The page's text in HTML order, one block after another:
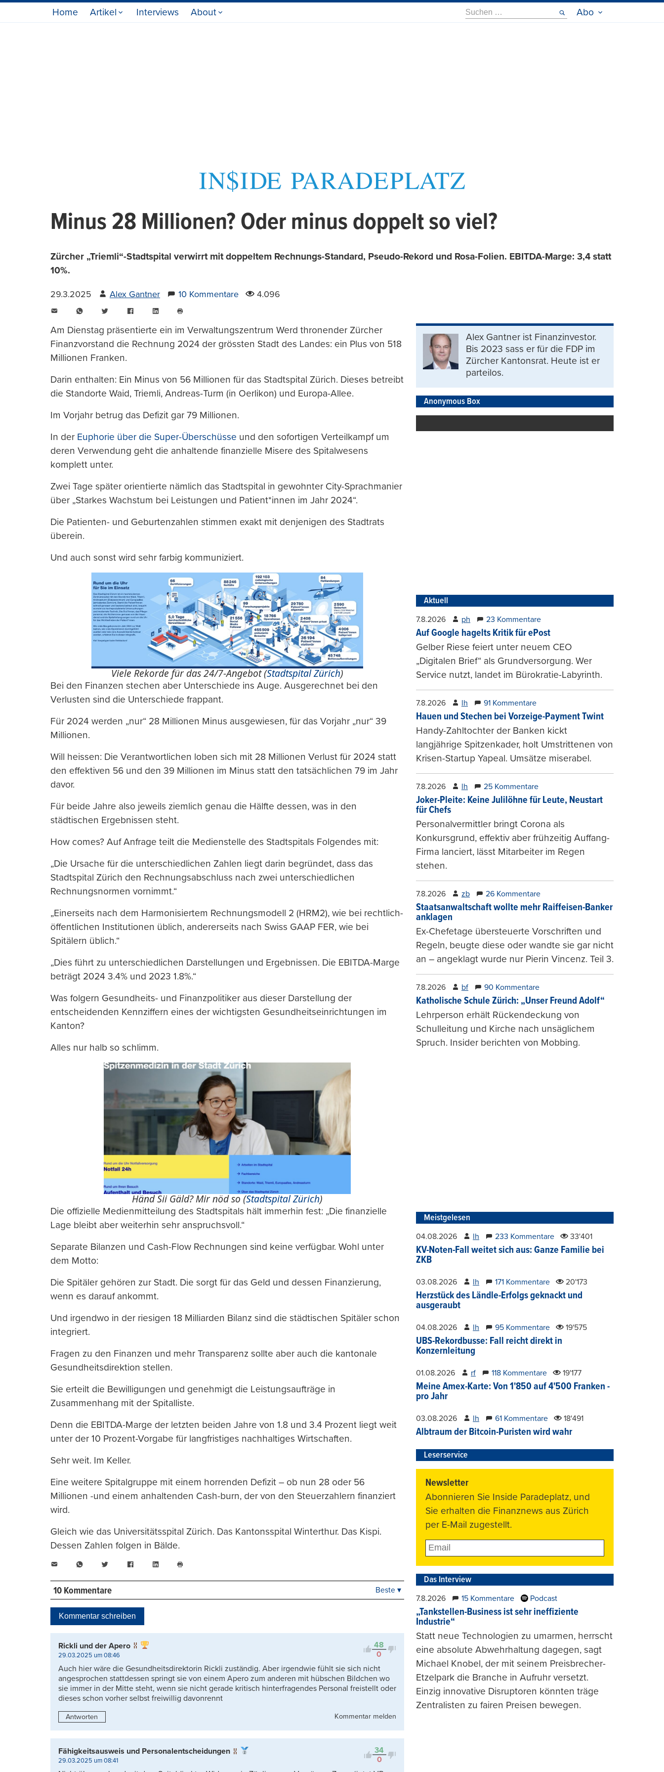
Home Artikel Interviews About
Suche
nach:
Abo
Minus 28 Millionen? Oder minus doppelt so viel?
Zürcher „Triemli“-Stadtspital verwirrt mit doppeltem Rechnungs-Standard, Pseudo-Rekord und Rosa-Folien. EBITDA-Marge: 3,4 statt
10%.
29.3.2025 Alex Gantner 10 Kommentare 4.096
WhatsAppTwitter FacebookLinkedIn
drucken
Am Dienstag präsentierte ein im Verwaltungszentrum Werd thronender Zürcher
Finanzvorstand die Rechnung 2024 der grössten Stadt des Landes: ein Plus von 518
Millionen Franken.
Darin enthalten: Ein Minus von 56 Millionen für das Stadtspital Zürich. Dieses betreibt
die Standorte Waid, Triemli, Andreas-Turm (in Oerlikon) und Europa-Allee.
Im Vorjahr betrug das Defizit gar 79 Millionen.
In der Euphorie über die Super-Überschüsse und den sofortigen Verteilkampf um
deren Verwendung geht die anhaltende finanzielle Misere des Spitalwesens
komplett unter.
Zwei Tage später orientierte nämlich das Stadtspital in gewohnter City-Sprachmanier
über „Starkes Wachstum bei Leistungen und Patient*innen im Jahr 2024“.
Die Patienten- und Geburtenzahlen stimmen exakt mit denjenigen des Stadtrats
überein.
Und auch sonst wird sehr farbig kommuniziert.
Viele Rekorde für das 24/7-Angebot (Stadtspital Zürich)
Bei den Finanzen stechen aber Unterschiede ins Auge. Ausgerechnet bei den
Verlusten sind die Unterschiede frappant.
Für 2024 werden „nur“ 28 Millionen Minus ausgewiesen, für das Vorjahr „nur“ 39
Millionen.
Will heissen: Die Verantwortlichen loben sich mit 28 Millionen Verlust für 2024 statt
den effektiven 56 und den 39 Millionen im Minus statt den tatsächlichen 79 im Jahr
davor.
Für beide Jahre also jeweils ziemlich genau die Hälfte dessen, was in den
städtischen Ergebnissen steht.
How comes? Auf Anfrage teilt die Medienstelle des Stadtspitals Folgendes mit:
„Die Ursache für die unterschiedlichen Zahlen liegt darin begründet, dass das
Stadtspital Zürich den Rechnungsabschluss nach zwei unterschiedlichen
Rechnungsnormen vornimmt.“
„Einerseits nach dem Harmonisiertem Rechnungsmodell 2 (HRM2), wie bei rechtlich-
öffentlichen Institutionen üblich, andererseits nach Swiss GAAP FER, wie bei
Spitälern üblich.“
„Dies führt zu unterschiedlichen Darstellungen und Ergebnissen. Die EBITDA-Marge
beträgt 2024 3.4% und 2023 1.8%.“
Was folgern Gesundheits- und Finanzpolitiker aus dieser Darstellung der
entscheidenden Kennziffern eines der wichtigsten Gesundheitseinrichtungen im
Kanton?
Alles nur halb so schlimm.
Händ Sii Gäld? Mir nöd so (Stadtspital Zürich)
Die offizielle Medienmitteilung des Stadtspitals hält immerhin fest: „Die finanzielle
Lage bleibt aber weiterhin sehr anspruchsvoll.“
Separate Bilanzen und Cash-Flow Rechnungen sind keine verfügbar. Wohl unter
dem Motto:
Die Spitäler gehören zur Stadt. Die sorgt für das Geld und dessen Finanzierung,
wenn es darauf ankommt.
Und irgendwo in der riesigen 18 Milliarden Bilanz sind die städtischen Spitäler schon
integriert.
Fragen zu den Finanzen und mehr Transparenz sollte aber auch die kantonale
Gesundheitsdirektion stellen.
Sie erteilt die Bewilligungen und genehmigt die Leistungsaufträge in
Zusammenhang mit der Spitalliste.
Denn die EBITDA-Marge der letzten beiden Jahre von 1.8 und 3.4 Prozent liegt weit
unter der 10 Prozent-Vorgabe für langfristiges nachhaltiges Wirtschaften.
Sehr weit. Im Keller.
Eine weitere Spitalgruppe mit einem horrenden Defizit – ob nun 28 oder 56
Millionen -und einem anhaltenden Cash-burn, der von den Steuerzahlern finanziert
wird.
Gleich wie das Universitätsspital Zürich. Das Kantonsspital Winterthur. Das Kispi.
Dessen Zahlen folgen in Bälde.
WhatsAppTwitter FacebookLinkedIn
drucken
10 Kommentare
Kontrovers
Beste ▾
Kommentar schreiben
48
0
Rickli und der Apero
29.03.2025 um 08:46
Auch hier wäre die Gesundheitsdirektorin Rickli zuständig. Aber irgendwie fühlt sie sich nicht
angesprochen stattdessen springt sie von einem Apero zum anderen mit hübschen Bildchen wo
sie immer in der Mitte steht, wenn sie nicht gerade kritisch hinterfragendes Personal freistellt oder
dieses schon vorher selbst freiwillig davonrennt
Antworten Kommentar melden
34
0
Fähigkeitsausweis und Personalentscheidungen
29.03.2025 um 08:41
Alex Gantner ist Finanzinvestor.
Bis 2023 sass er für die FDP im
Zürcher Kantonsrat. Heute ist er
parteilos.
Anonymous Box
Aktuell
7.8.2026 ph 23 Kommentare
Auf Google hagelts Kritik für ePost
Gelber Riese feiert unter neuem CEO
„Digitalen Brief“ als Grundversorgung. Wer
Service nutzt, landet im Bürokratie-Labyrinth.
7.8.2026 lh 91 Kommentare
Hauen und Stechen bei Vorzeige-Payment Twint
Handy-Zahltochter der Banken kickt
langjährige Spitzenkader, holt Umstrittenen von
Krisen-Startup Yapeal. Umsätze miserabel.
7.8.2026 lh 25 Kommentare
Joker-Pleite: Keine Julilöhne für Leute, Neustart
für Chefs
Personalvermittler bringt Corona als
Konkursgrund, effektiv aber frühzeitig Auffang-
Firma lanciert, lässt Mitarbeiter im Regen
stehen.
7.8.2026 zb 26 Kommentare
Staatsanwaltschaft wollte mehr Raiffeisen-Banker
anklagen
Ex-Chefetage übersteuerte Vorschriften und
Regeln, beugte diese oder wandte sie gar nicht
an – angeklagt wurde nur Pierin Vincenz. Teil 3.
7.8.2026 bf 90 Kommentare
Katholische Schule Zürich: „Unser Freund Adolf“
Lehrperson erhält Rückendeckung von
Schulleitung und Kirche nach unsäglichem
Spruch. Insider berichten von Mobbing.
Meistgelesen
04.08.2026 lh 233 Kommentare 33'401
KV-Noten-Fall weitet sich aus: Ganze Familie bei
ZKB
03.08.2026 lh 171 Kommentare 20'173
Herzstück des Ländle-Erfolgs geknackt und
ausgeraubt
04.08.2026 lh 95 Kommentare 19'575
UBS-Rekordbusse: Fall reicht direkt in
Konzernleitung
01.08.2026 rf 118 Kommentare 19'177
Meine Amex-Karte: Von 1'850 auf 4'500 Franken -
pro Jahr
03.08.2026 lh 61 Kommentare 18'491
Albtraum der Bitcoin-Puristen wird wahr
Leserservice
Newsletter
Abonnieren Sie Inside Paradeplatz, und
Sie erhalten die Finanznews aus Zürich
per E-Mail zugestellt.
Das Interview
7.8.2026 15 Kommentare Podcast
„Tankstellen-Business ist sehr ineffiziente
Industrie“
Statt neue Technologien zu umarmen, herrscht
eine absolute Abwehrhaltung dagegen, sagt
Michael Knobel, der mit seinem Preisbrecher-
Etzelpark die Branche in Aufruhr versetzt.
Einzig innovative Disruptoren könnten träge
Zentralisten zu fairen Preisen bewegen.